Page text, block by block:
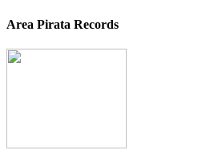
Area Pirata Records